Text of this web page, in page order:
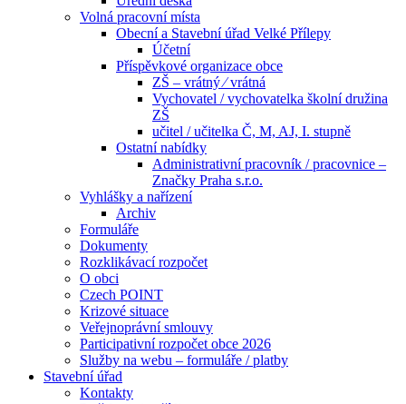
Volná pracovní místa
Obecní a Stavební úřad Velké Přílepy
Účetní
Příspěvkové organizace obce
ZŠ – vrátný ⁄ vrátná
Vychovatel / vychovatelka školní družina
ZŠ
učitel / učitelka Č, M, AJ, I. stupně
Ostatní nabídky
Administrativní pracovník / pracovnice –
Značky Praha s.r.o.
Vyhlášky a nařízení
Archiv
Formuláře
Dokumenty
Rozklikávací rozpočet
O obci
Czech POINT
Krizové situace
Veřejnoprávní smlouvy
Participativní rozpočet obce 2026
Služby na webu – formuláře / platby
Stavební úřad
Kontakty